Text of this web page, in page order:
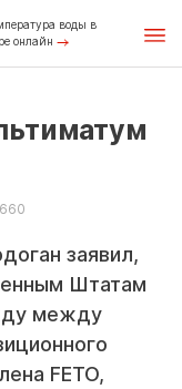
воды в
онлайн
заявил,
Штатам
между
FETO,